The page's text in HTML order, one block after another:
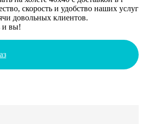
скорость и удобство наших услуг
довольных клиентов.
и вы!